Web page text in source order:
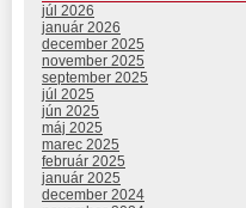
júl 2026
január 2026
december 2025
november 2025
september 2025
júl 2025
jún 2025
máj 2025
marec 2025
február 2025
január 2025
december 2024